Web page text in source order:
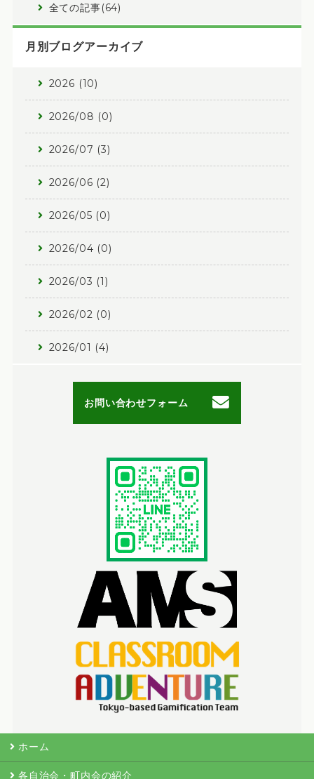
全ての記事(64)
月別ブログアーカイブ
2026 (10)
2026/08 (0)
2026/07 (3)
2026/06 (2)
2026/05 (0)
2026/04 (0)
2026/03 (1)
2026/02 (0)
2026/01 (4)
お問い合わせフォーム
ホーム
各自治会・町内会の紹介